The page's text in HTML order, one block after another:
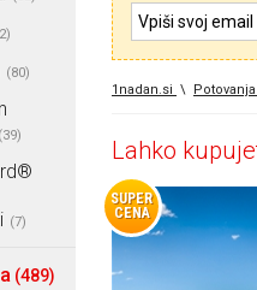
(80)
(39)
(7)
(489)
1nadan.si \ Potovanja
Lahko
SUPER
CENA